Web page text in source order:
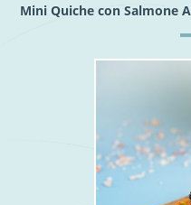
Mini Quiche con Salmone